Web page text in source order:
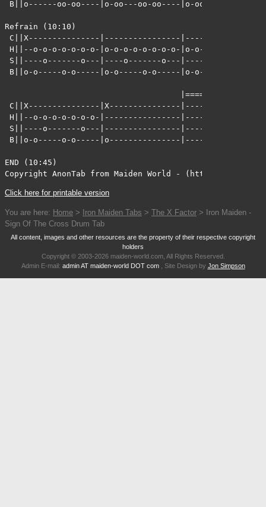
Click here for printable version
You are here: Home > Iron Maiden Tabs > The X Factor > Iron Maiden -
Sign Of The Cross Drum Tab
All content, images and other resources are the property of their respective copyright
holders
Copyright © 2003-2026 maiden-world.com, All Rights Reserved.
Admin E-mail: admin AT maiden-world DOT com, Site Design by Jon Simpson